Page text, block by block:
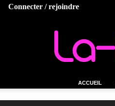
Connecter / rejoindre
ACCUEIL